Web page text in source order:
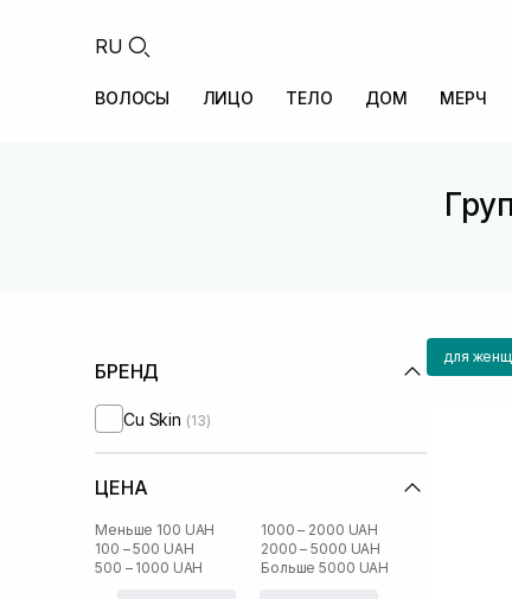
RU
ВОЛОСЫ ЛИЦО ТЕЛО ДОМ МЕРЧ
БРЕНД
Cu Skin (13)
ЦЕНА
Меньше 100 UAH
100 – 500 UAH
500 – 1000 UAH
1000 – 2000 UAH
2000 – 5000 UAH
Больше 5000 UAH
для